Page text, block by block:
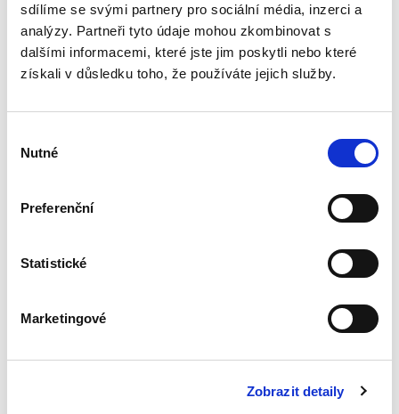
sdílíme se svými partnery pro sociální média, inzerci a
analýzy. Partneři tyto údaje mohou zkombinovat s
dalšími informacemi, které jste jim poskytli nebo které
získali v důsledku toho, že používáte jejich služby.
souhlasu
Nutné
Preferenční
Statistické
Marketingové
Zobrazit detaily
Nepominutelný
dědic a jeho
340,00 Kč
nepominutelného dědice, jeho vydědění a